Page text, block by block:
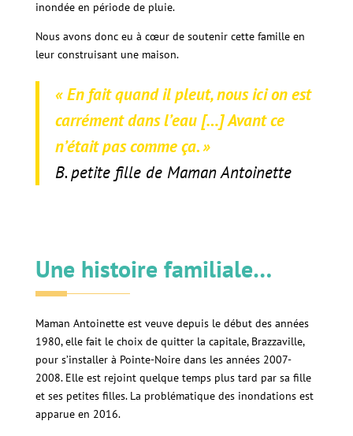
inondée en période de pluie.
Nous avons donc eu à cœur de soutenir cette famille en
leur construisant une maison.
« En fait quand il pleut, nous ici on est
carrément dans l’eau […] Avant ce
n’était pas comme ça. »
B. petite fille de Maman Antoinette
Une histoire familiale…
Maman Antoinette est veuve depuis le début des années
1980, elle fait le choix de quitter la capitale, Brazzaville,
pour s’installer à Pointe-Noire dans les années 2007-
2008. Elle est rejoint quelque temps plus tard par sa fille
et ses petites filles. La problématique des inondations est
apparue en 2016.